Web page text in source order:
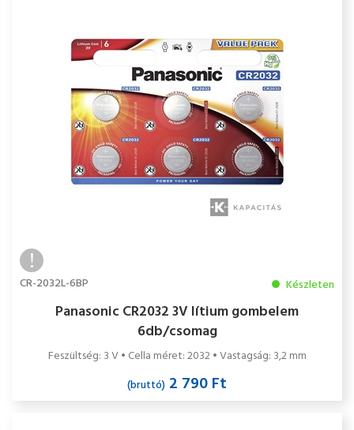
CR-2032L-6BP Készleten
Panasonic CR2032 3V lítium gombelem
6db/csomag
Feszültség: 3 V • Cella méret: 2032 • Vastagság: 3,2 mm
(bruttó) 2 790 Ft